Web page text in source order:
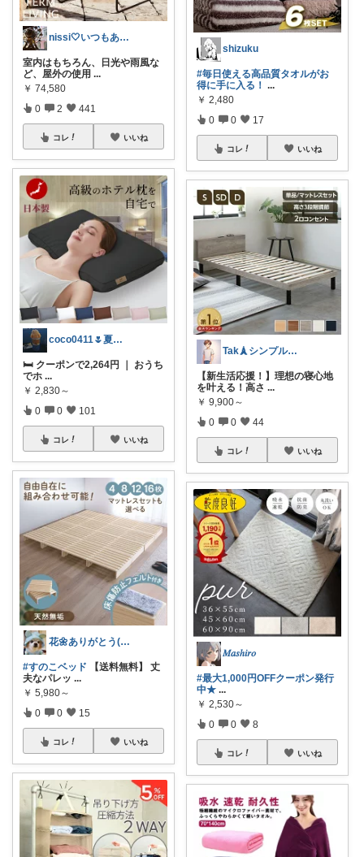
nissi🤍いつもありがとう🍀
室内はもちろん、日光や雨風な
ど、屋外の使用 ...
￥ 74,580
0 2 441
コレ いいね
coco0411🌷夏グッズ色々🌻
🛏 クーポンで2,264円 ｜ おうち
でホ ...
￥ 2,830～
0 0 101
コレ いいね
花🌼ありがとう(*･ω･)*_ _)ﾍ
#すのこベッド 【送料無料】 丈
夫なパレッ ...
￥ 5,980～
0 0 15
コレ いいね
shizuku
#毎日使える高品質タオルがお
得に手に入る！ ...
￥ 2,480
0 0 17
コレ いいね
Tak🗼シンプルで健康的な暮らし
【新生活応援！】理想の寝心地
を叶える！高さ ...
￥ 9,900～
0 0 44
コレ いいね
𝑀𝑎𝑠ℎ𝑖𝑟𝑜
#最大1,000円OFFクーポン発行
中★ ...
￥ 2,530～
0 0 8
コレ いいね